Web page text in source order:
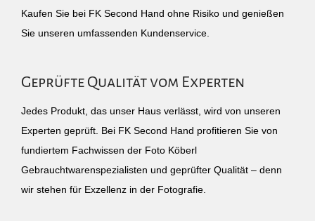
Kaufen Sie bei FK Second Hand ohne Risiko und genießen
Sie unseren umfassenden Kundenservice.
Geprüfte Qualität vom Experten
Jedes Produkt, das unser Haus verlässt, wird von unseren
Experten geprüft. Bei FK Second Hand profitieren Sie von
fundiertem Fachwissen der Foto Köberl
Gebrauchtwarenspezialisten und geprüfter Qualität – denn
wir stehen für Exzellenz in der Fotografie.